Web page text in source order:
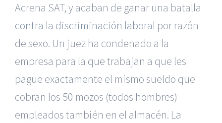
Acrena SAT, y acaban de ganar una batalla
contra la discriminación laboral por razón
de sexo. Un juez ha condenado a la
empresa para la que trabajan a que les
pague exactamente el mismo sueldo que
cobran los 50 mozos (todos hombres)
empleados también en el almacén. La